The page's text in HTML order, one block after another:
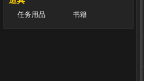
任务用品 书籍